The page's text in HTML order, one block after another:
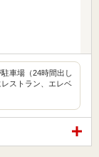
車場（24時間出し
ストラン、エレベ